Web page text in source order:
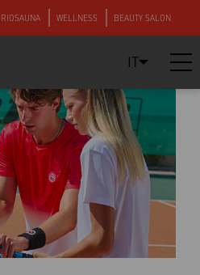
WELLNESS BEAUTY SALON
IT